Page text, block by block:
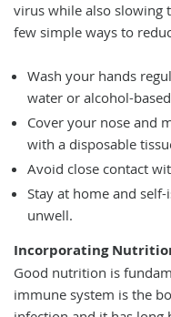
virus while also slowing
few simple ways to
Wash your hands
water or alcohol-
Cover your nose and
with a disposable
Avoid close contact
Stay at home and
unwell.
Incorporating
Good nutrition is
immune system is the